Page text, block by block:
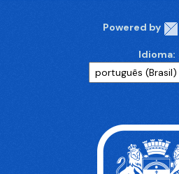
Powered by
Idioma